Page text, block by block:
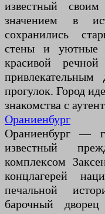
известный
значением в
сохранились
стены и уютные
красивой
прогулок. Город
знакомства с
Ораниенбург
Ораниенбург —
известный
комплексом
концлагерей
печальной
барочный